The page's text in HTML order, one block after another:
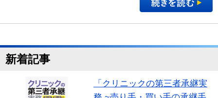
新着記事
「クリニックの第三者承継実